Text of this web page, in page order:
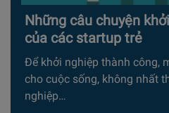
Những câu chuyện
của các startup trẻ
Để khởi nghiệp thành công,
cho cuộc sống, không nhất
nghiệp…